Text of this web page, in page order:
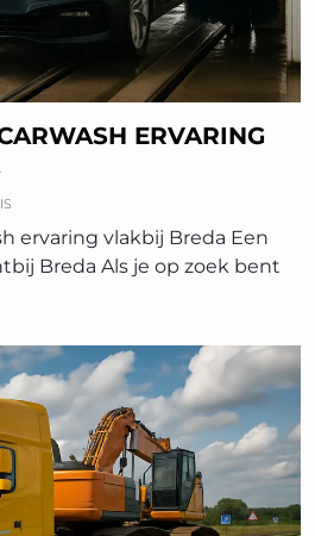
ERVARING
ervaring vlakbij Breda Een
Breda Als je op zoek bent